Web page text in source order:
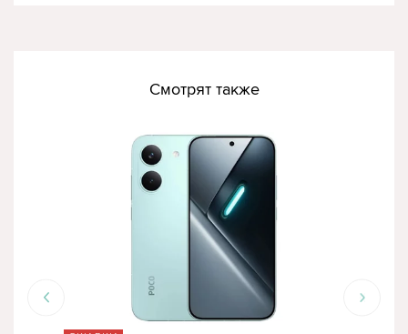
Смотрят также